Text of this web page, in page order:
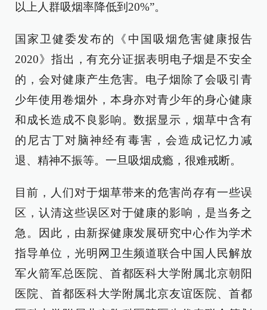
以上人群吸烟率降低到20%”。
国家卫健委发布的《中国吸烟危害健康报告
2020》指出，有充分证据表明电子烟是不安全
的，会对健康产生危害。电子烟除了会吸引青
少年使用卷烟外，本身亦对青少年的身心健康
和成长造成不良影响。数据显示，烟草中含有
的尼古丁对脑神经有毒害，会造成记忆力减
退、精神不振等。一旦吸烟成瘾，很难戒断。
目前，人们对于烟草带来的危害尚存有一些误
区，认清这些误区对于健康的影响，是当务之
急。因此，由新探健康发展研究中心作为学术
指导单位，光明网卫生频道联合中国人民解放
军火箭军总医院、首都医科大学附属北京朝阳
医院、首都医科大学附属北京友谊医院、首都